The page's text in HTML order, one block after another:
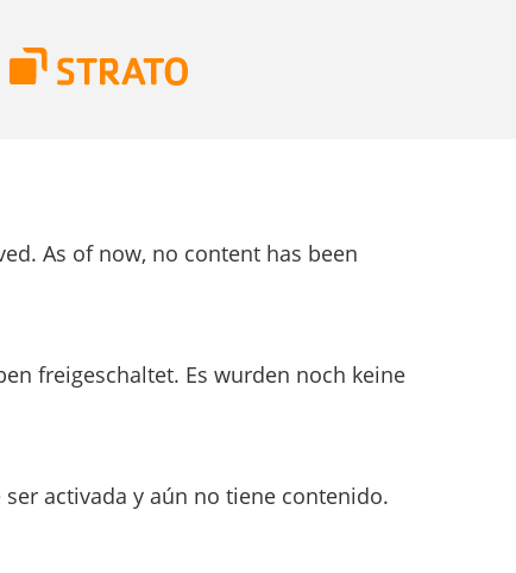
As of now, no content has been
freigeschaltet. Es wurden noch keine
ser activada y aún no tiene contenido.